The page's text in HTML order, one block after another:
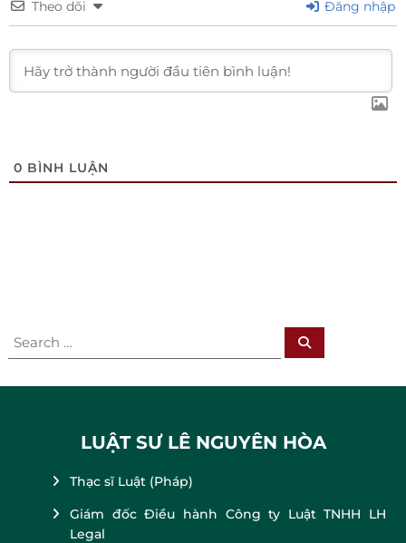
Theo dõi Đăng nhập
0 BÌNH LUẬN
S
e
S
c
LUẬT SƯ LÊ NGUYÊN HÒA
Thạc sĩ Luật (Pháp)
Giám đốc Điều hành Công ty Luật TNHH LH
Legal